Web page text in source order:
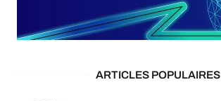
ARTICLES POPULAIRES